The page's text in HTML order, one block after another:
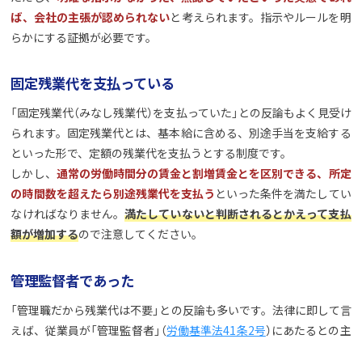
ば、会社の主張が認められないと考えられます。指示やルールを明
らかにする証拠が必要です。
固定残業代を支払っている
「固定残業代（みなし残業代）を支払っていた」との反論もよく見受け
られます。固定残業代とは、基本給に含める、別途手当を支給する
といった形で、定額の残業代を支払うとする制度です。
しかし、 通常の労働時間分の賃金と割増賃金とを区別できる、所定
の時間数を超えたら別途残業代を支払う といった条件を満たしてい
なければなりません。満たしていないと判断されるとかえって支払
額が増加するので注意してください。
管理監督者であった
「管理職だから残業代は不要」との反論も多いです。法律に即して言
えば、従業員が「管理監督者」（労働基準法41条2号）にあたるとの主